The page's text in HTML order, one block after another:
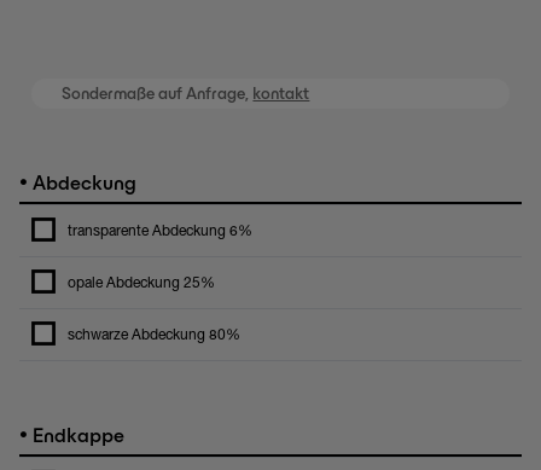
Sondermaße auf Anfrage, kontakt
• Abdeckung
transparente Abdeckung 6%
opale Abdeckung 25%
schwarze Abdeckung 80%
• Endkappe